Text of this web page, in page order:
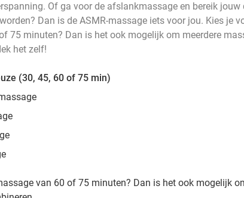
Of ga voor de afslankmassage en bereik
Dan is de ASMR-massage iets voor jou. Kies je
75 minuten? Dan is het ook mogelijk om meerdere
het zelf!
(30, 45, 60 of 75 min)
van 60 of 75 minuten? Dan is het ook mogelijk